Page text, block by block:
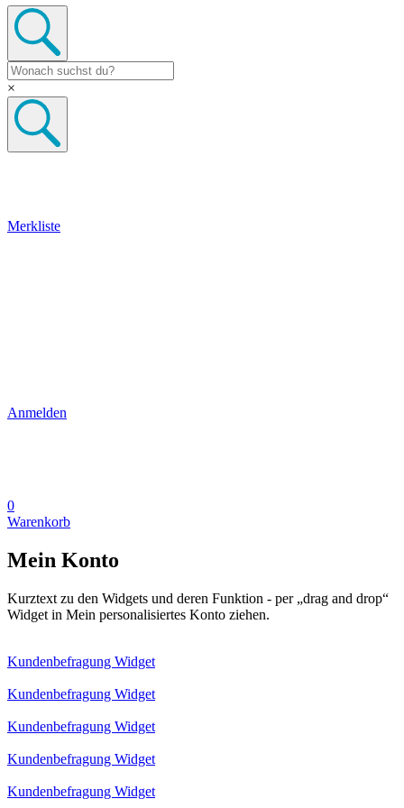
×
Merkliste
Anmelden
0
Warenkorb
Mein Konto
Kurztext zu den Widgets und deren Funktion - per „drag and drop“
Widget in Mein personalisiertes Konto ziehen.
Kundenbefragung Widget
Kundenbefragung Widget
Kundenbefragung Widget
Kundenbefragung Widget
Kundenbefragung Widget